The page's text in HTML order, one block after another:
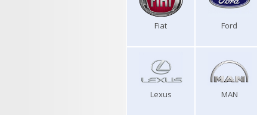
Fiat Ford
Lexus MAN